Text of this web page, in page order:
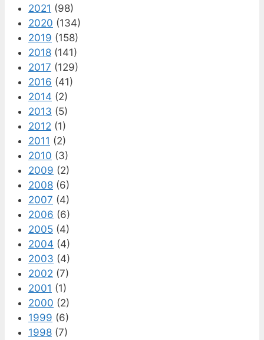
2021 (98)
2020 (134)
2019 (158)
2018 (141)
2017 (129)
2016 (41)
2014 (2)
2013 (5)
2012 (1)
2011 (2)
2010 (3)
2009 (2)
2008 (6)
2007 (4)
2006 (6)
2005 (4)
2004 (4)
2003 (4)
2002 (7)
2001 (1)
2000 (2)
1999 (6)
1998 (7)